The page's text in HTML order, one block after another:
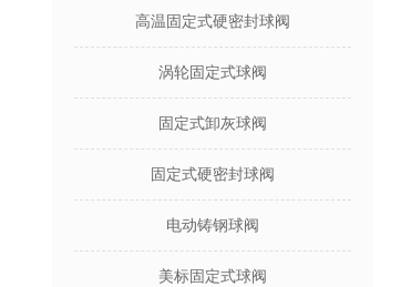
高温固定式硬密封球阀
涡轮固定式球阀
固定式卸灰球阀
固定式硬密封球阀
电动铸钢球阀
美标固定式球阀